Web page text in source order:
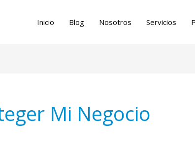
Inicio Blog Nosotros Servicios
Mi Negocio